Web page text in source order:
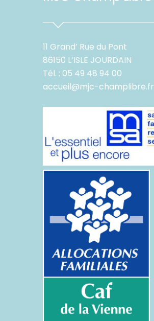
11 Grand’ Rue du Pont
86150 L’ISLE JOURDAIN
Tél. : 05 49 48 94 00
accueil@mjc-champlibre.fr